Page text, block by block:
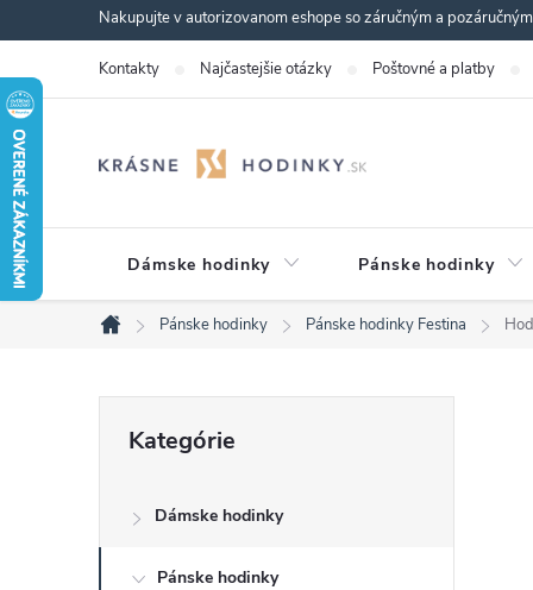
na
obsah
Nakupujte v autorizovanom eshope so záručným a
Kontakty Najčastejšie otázky Poštovné a platby
Dámske hodinky Pánske hodinky
Domov
Pánske hodinky Pánske hodinky Festina
č
kategórie
Kategórie
Dámske hodinky
Pánske hodinky